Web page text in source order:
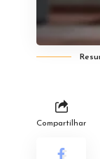
Compartilhar